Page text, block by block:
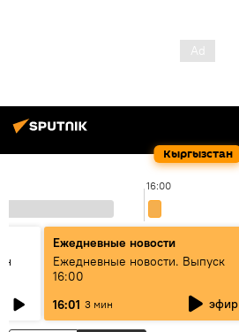
Кыргызстан
16:00
Ежедневные новости
Ежедневные новости. Выпуск
16:00
16:01 3 мин эфир